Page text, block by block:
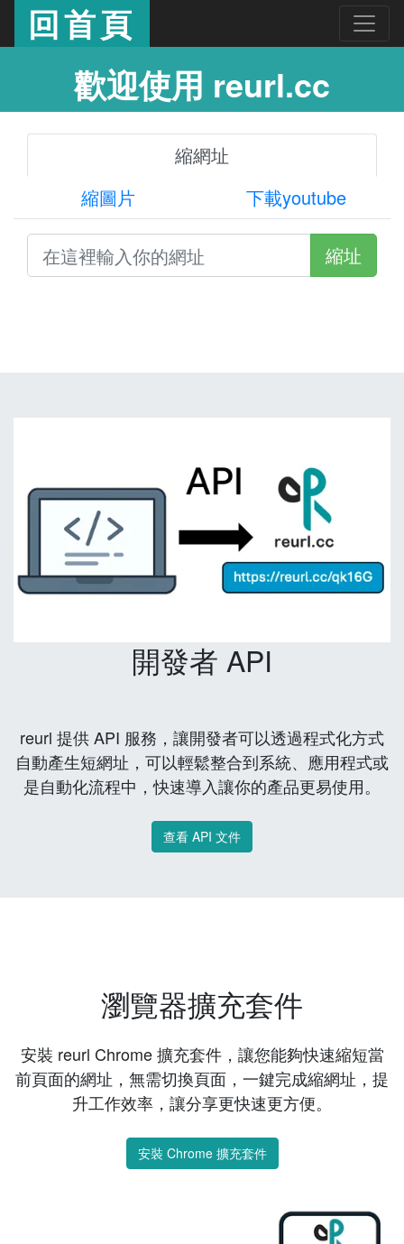
回首頁
歡迎使用 reurl.cc
縮網址
縮圖片
下載youtube
縮址
開發者 API
reurl 提供 API 服務，讓開發者可以透過程式化方式
自動產生短網址，可以輕鬆整合到系統、應用程式或
是自動化流程中，快速導入讓你的產品更易使用。
查看 API 文件
瀏覽器擴充套件
安裝 reurl Chrome 擴充套件，讓您能夠快速縮短當
前頁面的網址，無需切換頁面，一鍵完成縮網址，提
升工作效率，讓分享更快速更方便。
安裝 Chrome 擴充套件